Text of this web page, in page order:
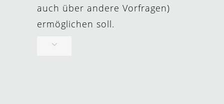
auch über andere Vorfragen)
ermöglichen soll.